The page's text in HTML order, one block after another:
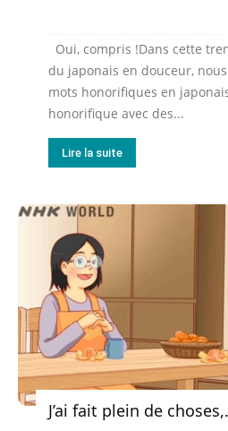
Oui, compris !Dans cette
du japonais en douceur,
mots honorifiques en
honorifique avec des...
Lire la suite
J’ai fait plein de